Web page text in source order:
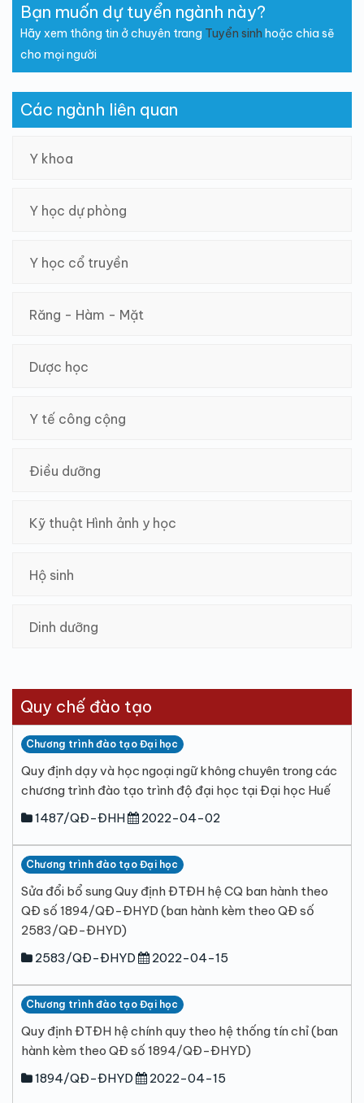
Bạn muốn dự tuyển ngành này?
Hãy xem thông tin ở chuyên trang Tuyển sinh hoặc chia sẽ
cho mọi người
Các ngành liên quan
Y khoa
Y học dự phòng
Y học cổ truyền
Răng - Hàm - Mặt
Dược học
Y tế công cộng
Điều dưỡng
Kỹ thuật Hình ảnh y học
Hộ sinh
Dinh dưỡng
Quy chế đào tạo
Chương trình đào tạo Đại học
Quy định dạy và học ngoại ngữ không chuyên trong các
chương trình đào tạo trình độ đại học tại Đại học Huế
1487/QĐ-ĐHH
2022-04-02
Chương trình đào tạo Đại học
Sửa đổi bổ sung Quy định ĐTĐH hệ CQ ban hành theo
QĐ số 1894/QĐ-ĐHYD (ban hành kèm theo QĐ số
2583/QĐ-ĐHYD)
2583/QĐ-ĐHYD
2022-04-15
Chương trình đào tạo Đại học
Quy định ĐTĐH hệ chính quy theo hệ thống tín chỉ (ban
hành kèm theo QĐ số 1894/QĐ-ĐHYD)
1894/QĐ-ĐHYD
2022-04-15